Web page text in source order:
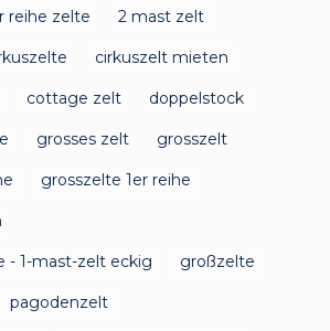
reihe zelte 2 mast zelt
cirkuszelt mieten
cottage zelt doppelstock
grosses zelt grosszelt
grosszelte 1er reihe
- 1-mast-zelt eckig großzelte
pagodenzelt